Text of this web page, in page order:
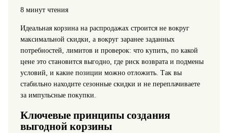
8 минут чтения
Идеальная корзина на распродажах строится не вокруг
максимальной скидки, а вокруг заранее заданных
потребностей, лимитов и проверок: что купить, по какой
цене это становится выгодно, где риск возврата и подмены
условий, и какие позиции можно отложить. Так вы
стабильно находите сезонные скидки и не переплачиваете
за импульсные покупки.
Ключевые принципы создания
выгодной корзины